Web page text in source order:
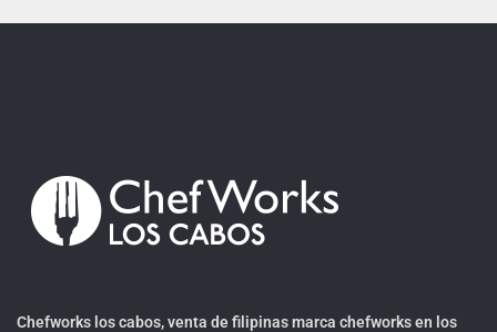
Chefworks los cabos, venta de filipinas marca chefworks en los